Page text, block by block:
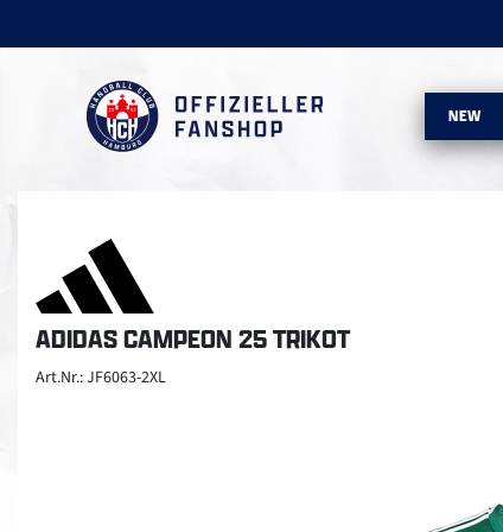
NEW
ADIDAS CAMPEON 25 TRIKOT
Art.Nr.: JF6063-2XL